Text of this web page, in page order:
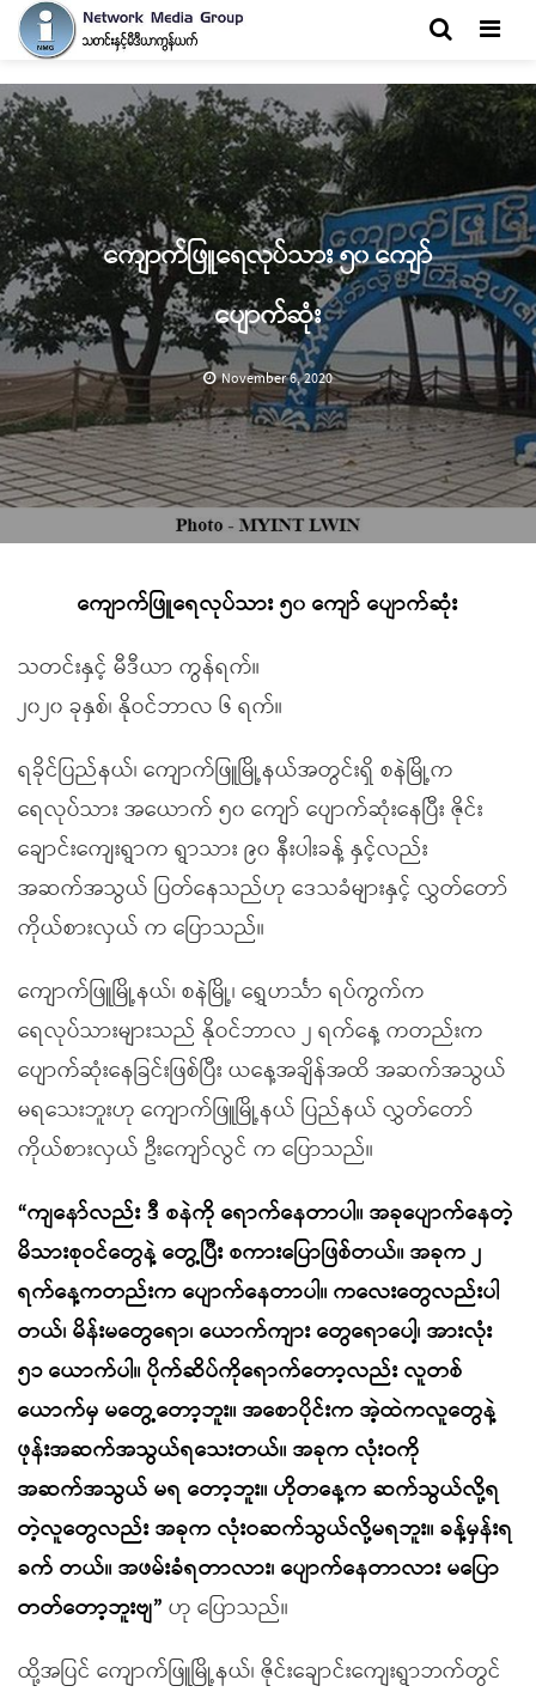
ကျောက်ဖြူရေလုပ်သား ၅၀ ကျော်
ပျောက်ဆုံး
November 6, 2020
ကျောက်ဖြူရေလုပ်သား ၅၀ ကျော် ပျောက်ဆုံး
သတင်းနှင့် မီဒီယာ ကွန်ရက်။
၂၀၂၀ ခုနှစ်၊ နိုဝင်ဘာလ ၆ ရက်။
ရခိုင်ပြည်နယ်၊ ကျောက်ဖြူမြို့နယ်အတွင်းရှိ စနဲမြို့က
ရေလုပ်သား အယောက် ၅၀ ကျော် ပျောက်ဆုံးနေပြီး ဇိုင်း
ချောင်းကျေးရွာက ရွာသား ၉၀ နီးပါးခန့် နှင့်လည်း
အဆက်အသွယ် ပြတ်နေသည်ဟု ဒေသခံများနှင့် လွှတ်တော်
ကိုယ်စားလှယ် က ပြောသည်။
ကျောက်ဖြူမြို့နယ်၊ စနဲမြို့၊ ရွှေဟင်္သာ ရပ်ကွက်က
ရေလုပ်သားများသည် နိုဝင်ဘာလ ၂ ရက်နေ့ ကတည်းက
ပျောက်ဆုံးနေခြင်းဖြစ်ပြီး ယနေ့အချိန်အထိ အဆက်အသွယ်
မရသေးဘူးဟု ကျောက်ဖြူမြို့နယ် ပြည်နယ် လွှတ်တော်
ကိုယ်စားလှယ် ဦးကျော်လွင် က ပြောသည်။
“ကျနော်လည်း ဒီ စနဲကို ရောက်နေတာပါ။ အခုပျောက်နေတဲ့
မိသားစုဝင်တွေနဲ့ တွေ့ပြီး စကားပြောဖြစ်တယ်။ အခုက ၂
ရက်နေ့ကတည်းက ပျောက်နေတာပါ။ ကလေးတွေလည်းပါ
တယ်၊ မိန်းမတွေရော၊ ယောက်ကျား တွေရောပေါ့၊ အားလုံး
၅၁ ယောက်ပါ။ ပိုက်ဆိပ်ကိုရောက်တော့လည်း လူတစ်
ယောက်မှ မတွေ့တော့ဘူး။ အစောပိုင်းက အဲ့ထဲကလူတွေနဲ့
ဖုန်းအဆက်အသွယ်ရသေးတယ်။ အခုက လုံးဝကို
အဆက်အသွယ် မရ တော့ဘူး။ ဟိုတနေ့က ဆက်သွယ်လို့ရ
တဲ့လူတွေလည်း အခုက လုံးဝဆက်သွယ်လို့မရဘူး။ ခန့်မှန်းရ
ခက် တယ်။ အဖမ်းခံရတာလား၊ ပျောက်နေတာလား မပြော
တတ်တော့ဘူးဗျ” ဟု ပြောသည်။
ထို့အပြင် ကျောက်ဖြူမြို့နယ်၊ ဇိုင်းချောင်းကျေးရွာဘက်တွင်